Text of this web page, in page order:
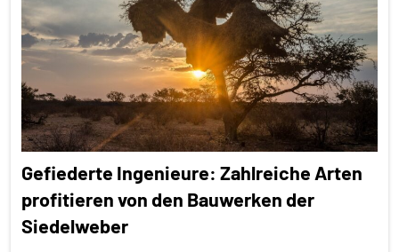
Sterberisiko
Umwelteinflüsse
Artikel
Alle
Themen
Alle
Tiergruppen
Brutpflege
Forschung
aktuell
Fortpflanzung
Gefiederte Ingenieure: Zahlreiche Arten
profitieren von den Bauwerken der
Siedelweber